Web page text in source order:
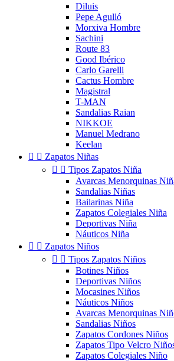
Diluis
Pepe Agulló
Morxiva Hombre
Sachini
Route 83
Good Ibérico
Carlo Garelli
Cactus Hombre
Magistral
T-MAN
Sandalias Raian
NIKKOE
Manuel Medrano
Keelan
  Zapatos Niñas
  Tipos Zapatos Niña
Avarcas Menorquinas
Sandalias Niñas
Bailarinas Niña
Zapatos Colegiales Niña
Deportivas Niña
Náuticos Niña
  Zapatos Niños
  Tipos Zapatos Niños
Botines Niños
Deportivas Niños
Mocasines Niños
Náuticos Niños
Avarcas Menorquinas
Sandalias Niños
Zapatos Cordones Niños
Zapatos Tipo Velcro
Zapatos Colegiales Niño